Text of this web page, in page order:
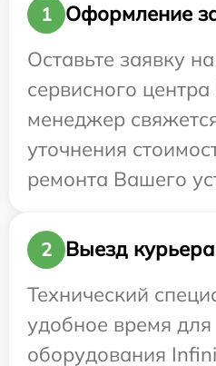
1
Оформление
Оставьте заявку
сервисного
менеджер
уточнения
ремонта Вашего
2
Выезд
Технический
удобное время
оборудования